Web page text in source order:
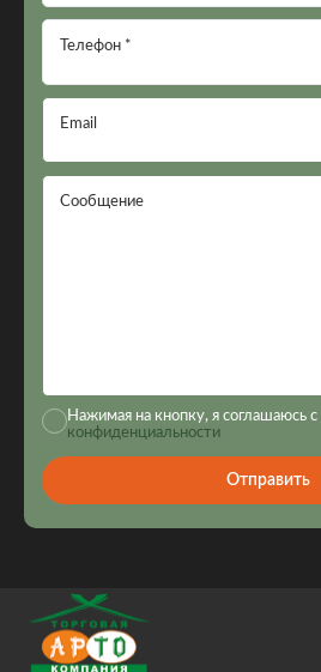
Телефон *
Email
Сообщение
Нажимая на кнопку, я соглашаюсь с
конфиденциальности
Отправить